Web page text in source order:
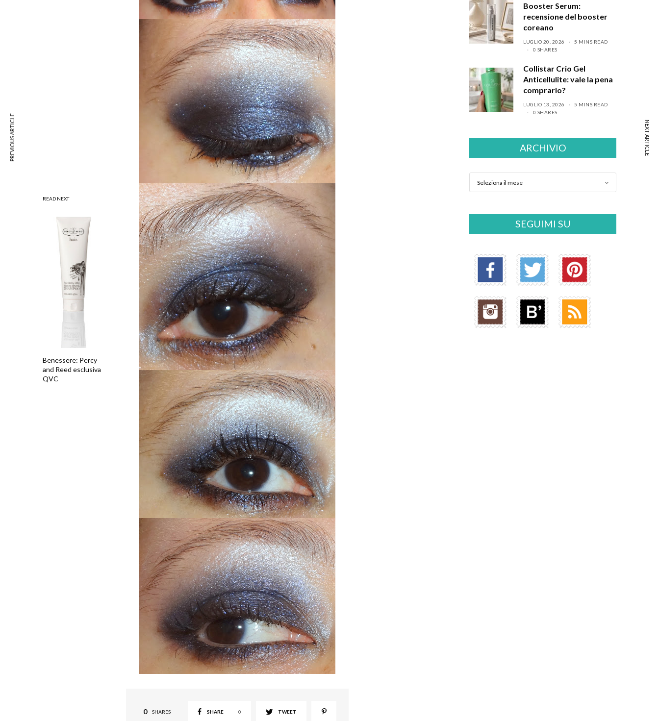
READ NEXT
Benessere: Percy
and Reed esclusiva
QVC
0 SHARES SHARE 0 TWEET
Booster Serum:
recensione del booster
coreano
LUGLIO 20, 2026
5 MINS READ
0 SHARES
Collistar Crio Gel
Anticellulite: vale la pena
comprarlo?
LUGLIO 13, 2026
5 MINS READ
0 SHARES
ARCHIVIO
SEGUIMI SU
PREVIOUS ARTICLE NEXT ARTICLE